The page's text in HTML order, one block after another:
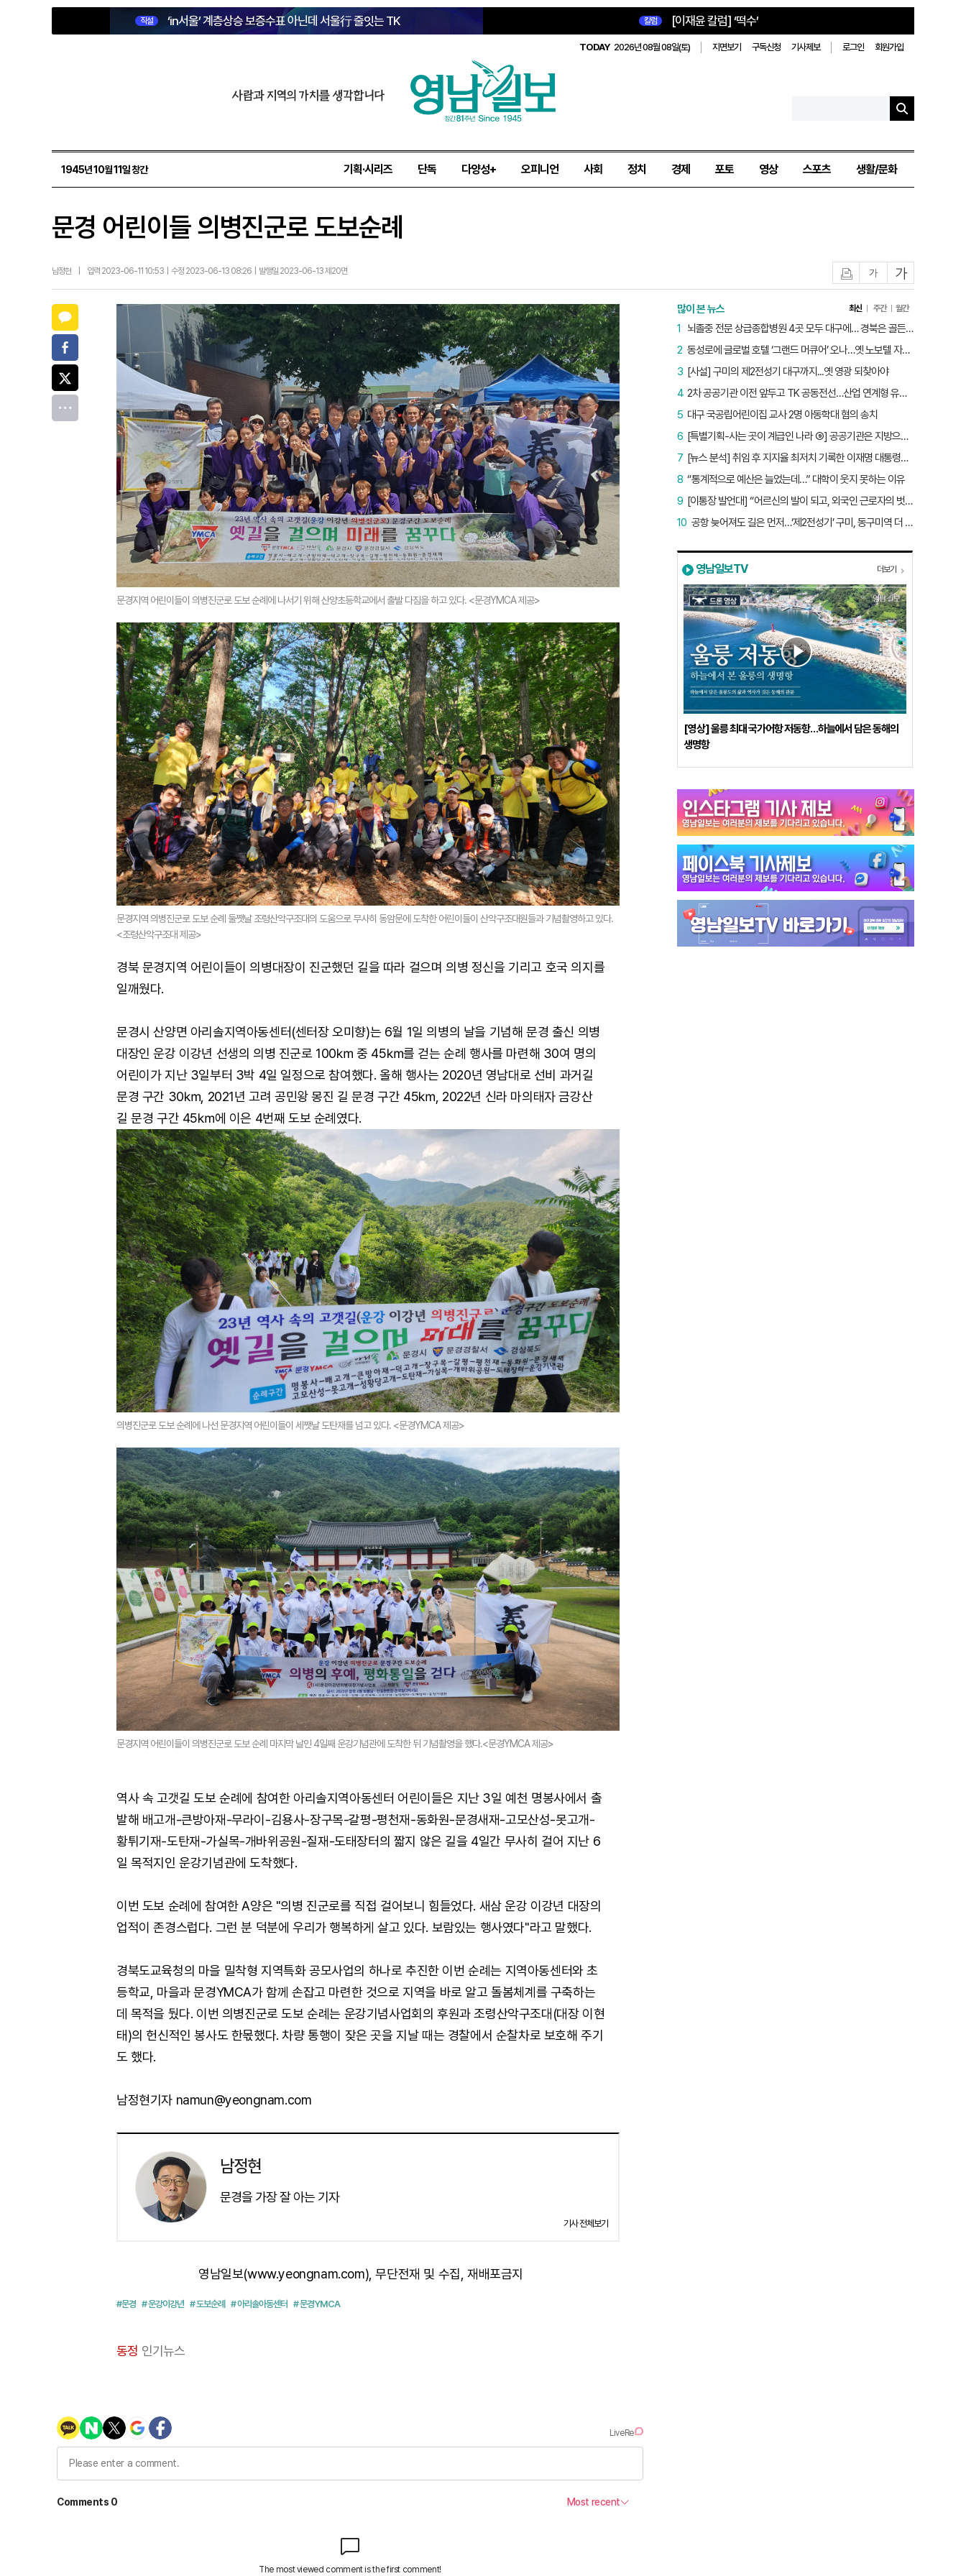
직설 ‘in서울’ 계층상승 보증수표 아닌데 서울行 줄잇는 TK 칼럼 [이재윤 칼럼] ‘떡수’
TODAY 2026년 08월 08일(토) 지면보기 구독신청 기사제보 로그인 회원가입
사람과 지역의 가치를 생각합니다
1945년 10월 11일 창간 기획·시리즈 단독 다양성+ 오피니언 사회 정치 경제 포토 영상 스포츠 생활/문화
문경 어린이들 의병진군로 도보순례
남정현 입력 2023-06-11 10:53 | 수정 2023-06-13 08:26 | 발행일 2023-06-13 제20면 글자작게글자크게
문경지역 어린이들이 의병진군로 도보 순례에 나서기 위해 산양초등학교에서 출발 다짐을 하고 있다. <문경YMCA 제공>
문경지역 의병진군로 도보 순례 둘쨋날 조령산악구조대의 도움으로 무사히 동암문에 도착한 어린이들이 산악구조대원들과 기념촬영하고 있다.
<조령산악구조대 제공>
경북 문경지역 어린이들이 의병대장이 진군했던 길을 따라 걸으며 의병 정신을 기리고 호국 의지를
일깨웠다.
문경시 산양면 아리솔지역아동센터(센터장 오미향)는 6월 1일 의병의 날을 기념해 문경 출신 의병
대장인 운강 이강년 선생의 의병 진군로 100㎞ 중 45㎞를 걷는 순례 행사를 마련해 30여 명의
어린이가 지난 3일부터 3박 4일 일정으로 참여했다. 올해 행사는 2020년 영남대로 선비 과거길
문경 구간 30㎞, 2021년 고려 공민왕 몽진 길 문경 구간 45㎞, 2022년 신라 마의태자 금강산
길 문경 구간 45㎞에 이은 4번째 도보 순례였다.
의병진군로 도보 순례에 나선 문경지역 어린이들이 세쨋날 도탄재를 넘고 있다. <문경YMCA 제공>
문경지역 어린이들이 의병진군로 도보 순례 마지막 날인 4일째 운강기념관에 도착한 뒤 기념촬영을 했다.<문경YMCA 제공>
역사 속 고갯길 도보 순례에 참여한 아리솔지역아동센터 어린이들은 지난 3일 예천 명봉사에서 출
발해 배고개-큰방아재-무라이-김용사-장구목-갈평-평천재-동화원-문경새재-고모산성-못고개-
황튀기재-도탄재-가실목-개바위공원-질재-도태장터의 짧지 않은 길을 4일간 무사히 걸어 지난 6
일 목적지인 운강기념관에 도착했다.
이번 도보 순례에 참여한 A양은 "의병 진군로를 직접 걸어보니 힘들었다. 새삼 운강 이강년 대장의
업적이 존경스럽다. 그런 분 덕분에 우리가 행복하게 살고 있다. 보람있는 행사였다"라고 말했다.
경북도교육청의 마을 밀착형 지역특화 공모사업의 하나로 추진한 이번 순례는 지역아동센터와 초
등학교, 마을과 문경YMCA가 함께 손잡고 마련한 것으로 지역을 바로 알고 돌봄체계를 구축하는
데 목적을 뒀다. 이번 의병진군로 도보 순례는 운강기념사업회의 후원과 조령산악구조대(대장 이현
태)의 헌신적인 봉사도 한몫했다. 차량 통행이 잦은 곳을 지날 때는 경찰에서 순찰차로 보호해 주기
도 했다.
남정현기자 namun@yeongnam.com
남정현
문경을 가장 잘 아는 기자
기사 전체보기
영남일보(www.yeongnam.com), 무단전재 및 수집, 재배포금지
#문경 # 운강이강년 # 도보순례 # 아리솔아동센터 # 문경YMCA
동정 인기뉴스
많이 본 뉴스 최신 주간 월간
뇌졸중 전문 상급종합병원 4곳 모두 대구에… 경북은 골든타임 사각지대
1
동성로에 글로벌 호텔 ‘그랜드 머큐어’ 오나…옛 노보텔 자리 사무실 개설
2
[사설] 구미의 제2전성기 대구까지...옛 영광 되찾아야
3
2차 공공기관 이전 앞두고 TK 공동전선…산업 연계형 유치 승부수
4
대구 국공립어린이집 교사 2명 아동학대 혐의 송치
5
[특별기획-사는 곳이 계급인 나라 ⑨] 공공기관은 지방으로 왔지만, 그들이 사는 곳은 서울이었다
6
[뉴스 분석] 취임 후 지지율 최저치 기록한 이재명 대통령…왜?
7
“통계적으로 예산은 늘었는데…” 대학이 웃지 못하는 이유
8
[이통장 발언대] “어르신의 발이 되고, 외국인 근로자의 벗이 되고”…박상철 이장의 ‘사람 농사’
9
공항 늦어져도 길은 먼저…‘제2전성기’ 구미, 동구미역 더 절실
10
영남일보TV 더보기
[영상] 울릉 최대 국가어항 저동항…하늘에서 담은 동해의
생명항